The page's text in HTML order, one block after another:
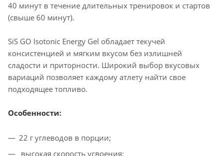
40 минут в течение длительных тренировок и стартов
(свыше 60 минут).
SiS GO Isotonic Energy Gel обладает текучей
консистенцией и мягким вкусом без излишней
сладости и приторности. Широкий выбор вкусовых
вариаций позволяет каждому атлету найти свое
подходящее топливо.
Особенности:
22 г углеводов в порции;
высокая скорость усвоения;